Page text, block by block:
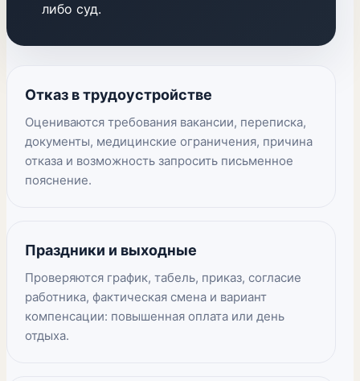
либо суд.
Отказ в трудоустройстве
Оцениваются требования вакансии, переписка,
документы, медицинские ограничения, причина
отказа и возможность запросить письменное
пояснение.
Праздники и выходные
Проверяются график, табель, приказ, согласие
работника, фактическая смена и вариант
компенсации: повышенная оплата или день
отдыха.